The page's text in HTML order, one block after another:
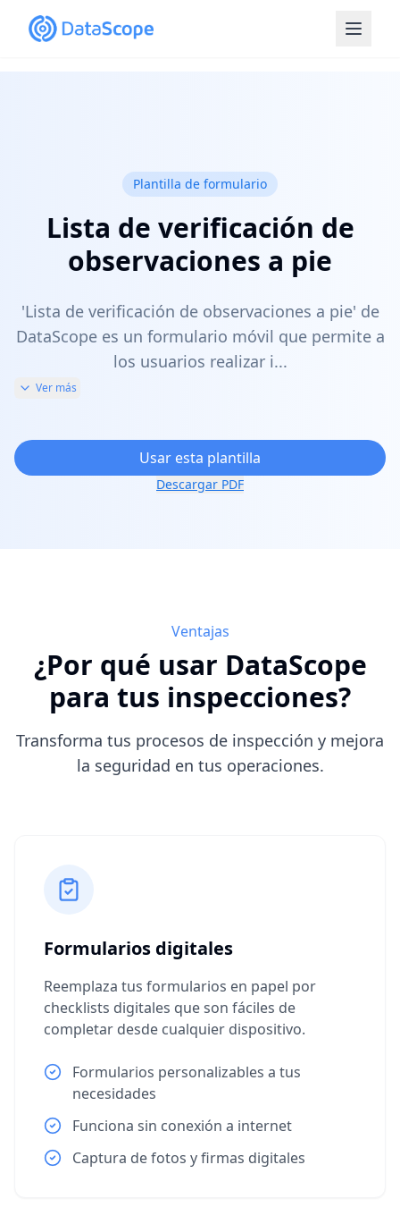
Plantilla de formulario
Lista de verificación de
observaciones a pie
'Lista de verificación de observaciones a pie' de
DataScope es un formulario móvil que permite a
los usuarios realizar i...
Ver más
Usar esta plantilla
Descargar PDF
Ventajas
¿Por qué usar DataScope
para tus inspecciones?
Transforma tus procesos de inspección y mejora
la seguridad en tus operaciones.
Formularios digitales
Reemplaza tus formularios en papel por
checklists digitales que son fáciles de
completar desde cualquier dispositivo.
Formularios personalizables a tus
necesidades
Funciona sin conexión a internet
Captura de fotos y firmas digitales